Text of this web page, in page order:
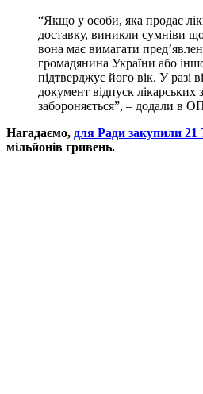
“Якщо у особи, яка продає
доставку, виникли сумніви
вона має вимагати
громадянина України або
підтверджує його вік. У разі
документ відпуск лікарських
забороняється”, – додали в
Нагадаємо, для Ради закупили
мільйонів гривень.